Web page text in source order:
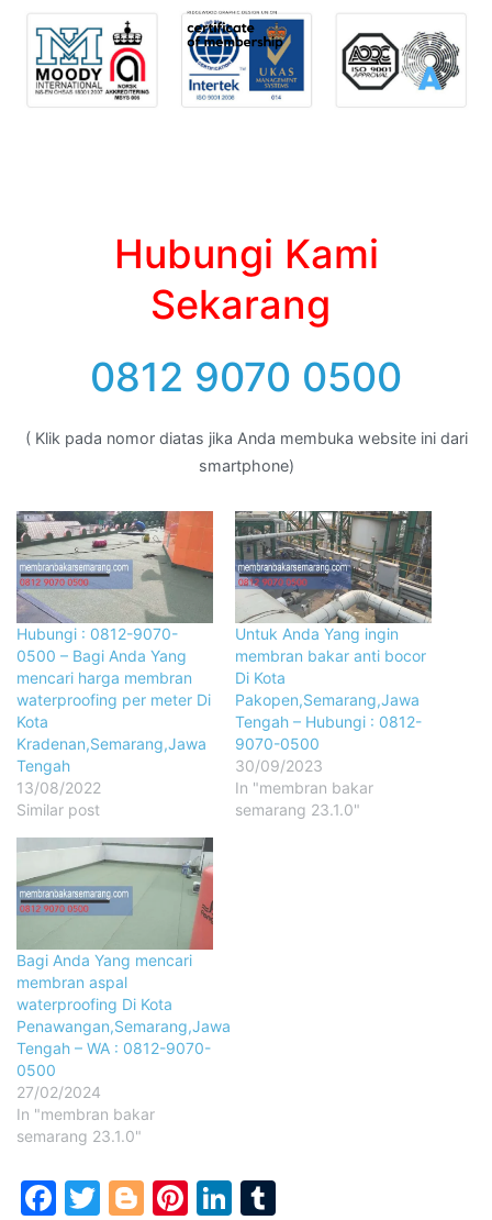
Hubungi Kami
Sekarang
0812 9070 0500
( Klik pada nomor diatas jika Anda membuka website ini dari
smartphone)
Hubungi : 0812-9070-
0500 – Bagi Anda Yang
mencari harga membran
waterproofing per meter Di
Kota
Kradenan,Semarang,Jawa
Tengah
13/08/2022
Similar post
Untuk Anda Yang ingin
membran bakar anti bocor
Di Kota
Pakopen,Semarang,Jawa
Tengah – Hubungi : 0812-
9070-0500
30/09/2023
In "membran bakar
semarang 23.1.0"
Bagi Anda Yang mencari
membran aspal
waterproofing Di Kota
Penawangan,Semarang,Jawa
Tengah – WA : 0812-9070-
0500
27/02/2024
In "membran bakar
semarang 23.1.0"
Facebook
Twitter
Blogger
Pinterest
LinkedIn